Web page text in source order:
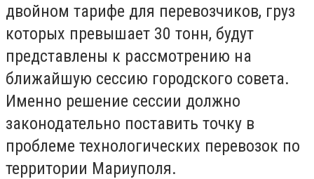
двойном тарифе для перевозчиков, груз
которых превышает 30 тонн, будут
представлены к рассмотрению на
ближайшую сессию городского совета.
Именно решение сессии должно
законодательно поставить точку в
проблеме технологических перевозок по
территории Мариуполя.